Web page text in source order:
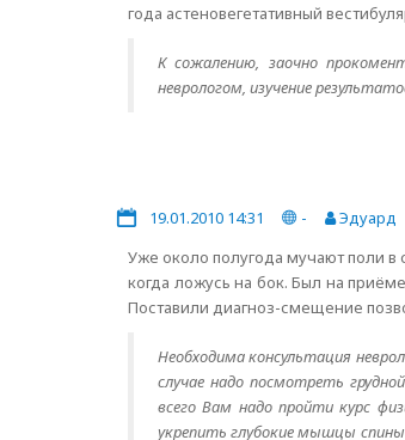
года астеновегетативный
К сожалению, заочно
неврологом, изучение
19.01.2010 14:31 -
Эдуард
Уже около полугода мучают поли в
когда ложусь на бок. Был на
Поставили диагноз-смещение
Необходима консультация
случае надо посмотреть
всего Вам надо пройти курс
укрепить глубокие мышцы